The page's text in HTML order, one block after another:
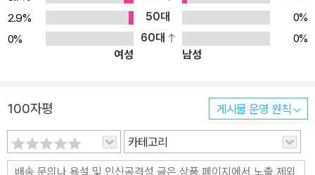
2.9%
50대
0%
0%
60대
0%
여성
남성
100자평 게시물 운영 원칙
카테고리